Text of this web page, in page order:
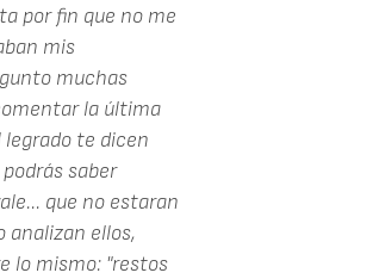
por fin que no me
mis
muchas
la última
legrado te dicen
saber
que no estaran
analizan ellos,
lo mismo: "restos